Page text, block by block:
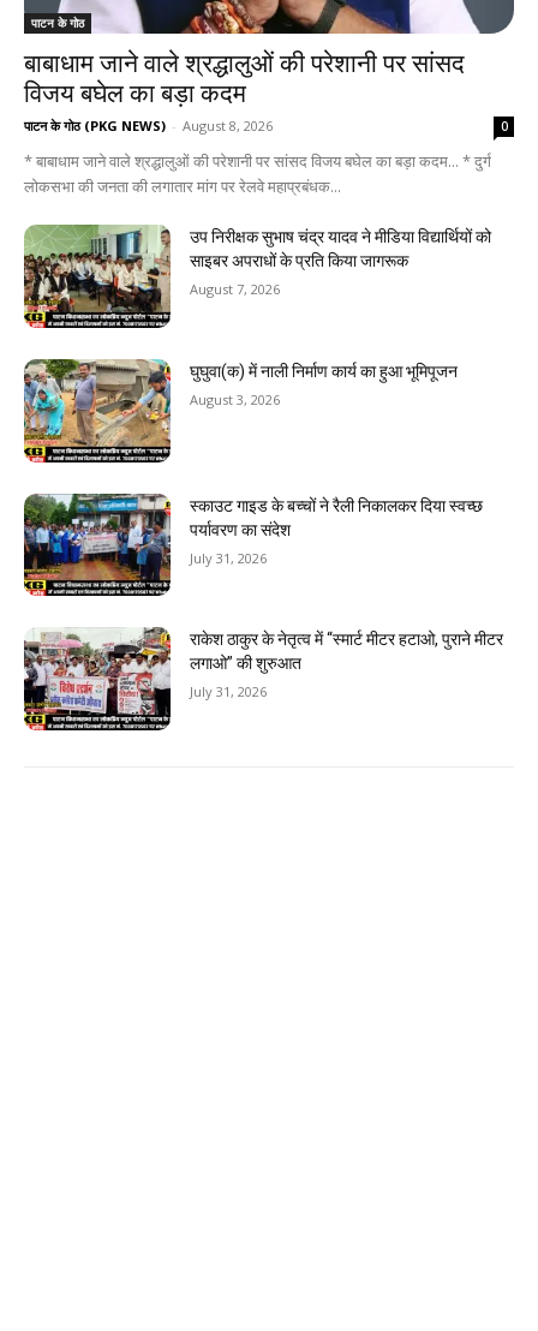
पाटन के गोठ
बाबाधाम जाने वाले श्रद्धालुओं की परेशानी पर सांसद
विजय बघेल का बड़ा कदम
पाटन के गोठ (PKG NEWS) - August 8, 2026 0
* बाबाधाम जाने वाले श्रद्धालुओं की परेशानी पर सांसद विजय बघेल का बड़ा कदम... * दुर्ग
लोकसभा की जनता की लगातार मांग पर रेलवे महाप्रबंधक...
उप निरीक्षक सुभाष चंद्र यादव ने मीडिया विद्यार्थियों को
साइबर अपराधों के प्रति किया जागरूक
August 7, 2026
घुघुवा(क) में नाली निर्माण कार्य का हुआ भूमिपूजन
August 3, 2026
स्काउट गाइड के बच्चों ने रैली निकालकर दिया स्वच्छ
पर्यावरण का संदेश
July 31, 2026
राकेश ठाकुर के नेतृत्व में “स्मार्ट मीटर हटाओ, पुराने मीटर
लगाओ” की शुरुआत
July 31, 2026